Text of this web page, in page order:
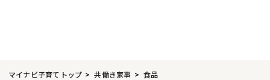
マイナビ子育てトップ 共働き家事
食品